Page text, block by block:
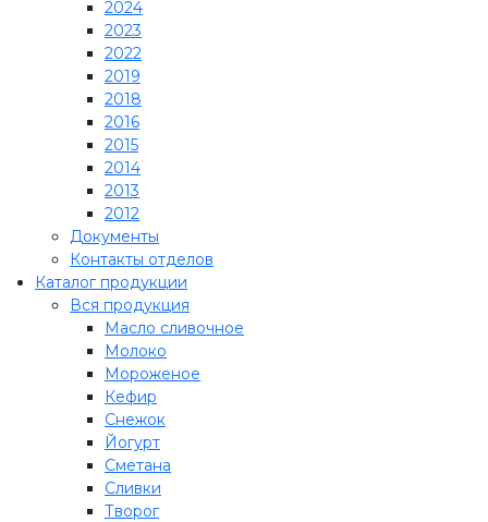
2024
2023
2022
2019
2018
2016
2015
2014
2013
2012
Документы
Контакты отделов
Каталог продукции
Вся продукция
Масло сливочное
Молоко
Мороженое
Кефир
Снежок
Йогурт
Сметана
Сливки
Творог